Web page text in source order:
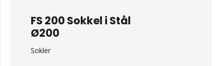
FS 200 Sokkel i Stål
Ø200
Sokler